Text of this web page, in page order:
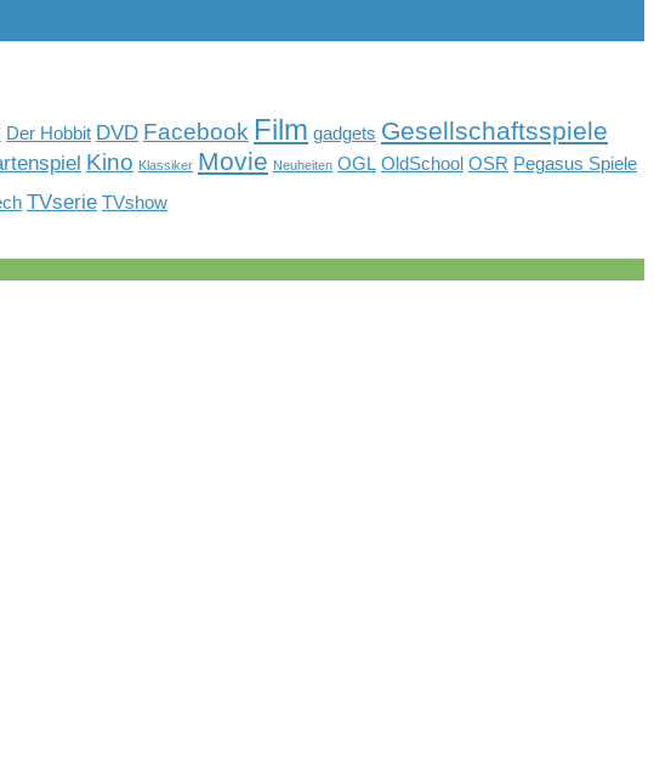
Der Hobbit DVD Facebook Film gadgets Gesellschaftsspiele
Kino Klassiker Movie Neuheiten OGL OldSchool OSR Pegasus Spiele
TVserie TVshow